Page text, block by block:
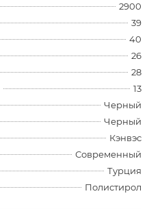
2900
39
40
26
28
13
Черный
Черный
Кэнвэс
Современный
Турция
Полистирол